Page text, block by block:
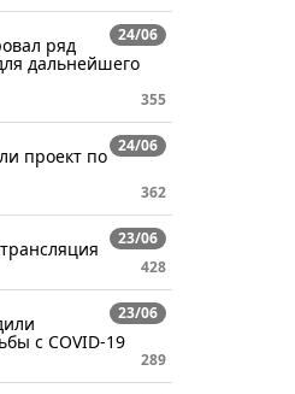
24/06
ряд
дальнейшего
355
24/06
проект по
362
23/06
428
23/06
с COVID-19
289